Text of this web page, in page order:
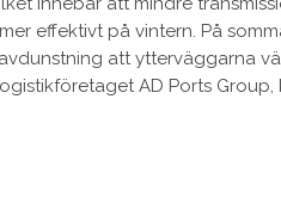
effektivt på vintern. På
att ytterväggarna
AD Ports